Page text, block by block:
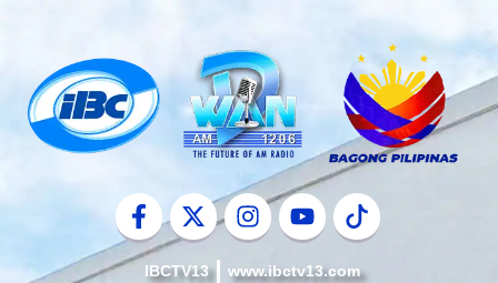
content
IBCTV13 www.ibctv13.com